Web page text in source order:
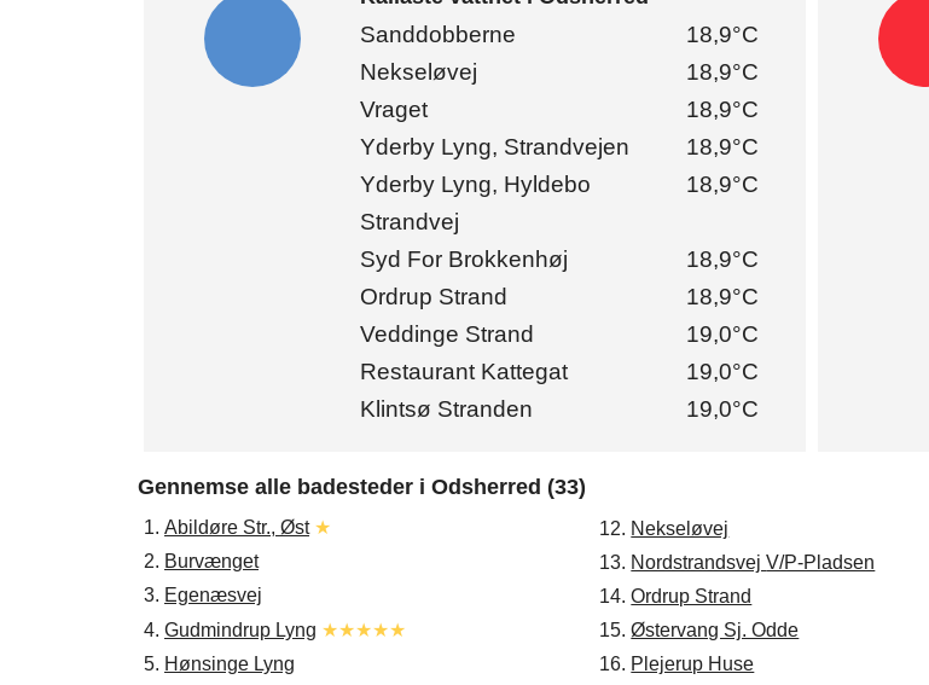
Sanddobberne
18,9°C
Nekseløvej
18,9°C
Vraget
18,9°C
Yderby Lyng, Strandvejen
18,9°C
Yderby Lyng, Hyldebo
Strandvej
18,9°C
Syd For Brokkenhøj
18,9°C
Ordrup Strand
18,9°C
Veddinge Strand
19,0°C
Restaurant Kattegat
19,0°C
Klintsø Stranden
19,0°C
Gennemse alle badesteder i Odsherred (33)
1. Abildøre Str., Øst ★
2. Burvænget
3. Egenæsvej
4. Gudmindrup Lyng ★★★★★
5. Hønsinge Lyng
12. Nekseløvej
13.
Nordstrandsvej V/P-Pladsen
14.Ordrup Strand
15.Østervang Sj. Odde
16. Plejerup Huse